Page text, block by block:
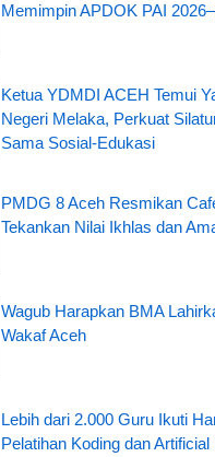
Memimpin APDOK PAI
Ketua YDMDI ACEH Temui
Negeri Melaka, Perkuat
Sama Sosial-Edukasi
PMDG 8 Aceh Resmikan
Tekankan Nilai Ikhlas dan
Wagub Harapkan BMA
Wakaf Aceh
Lebih dari 2.000 Guru Ikuti
Pelatihan Koding dan